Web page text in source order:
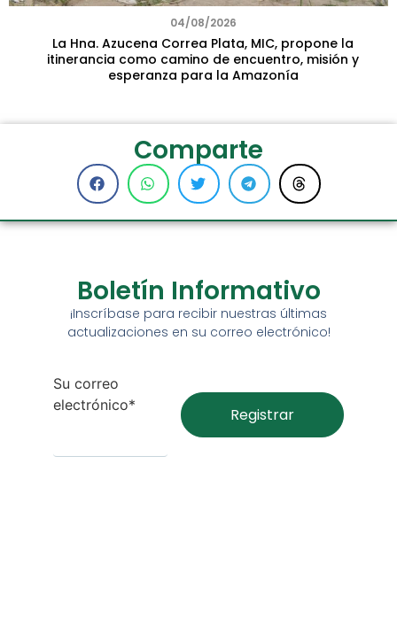
04/08/2026
La Hna. Azucena Correa Plata, MIC, propone la
itinerancia como camino de encuentro, misión y
esperanza para la Amazonía
Comparte
Boletín Informativo
¡Inscríbase para recibir nuestras últimas
actualizaciones en su correo electrónico!
Su correo
electrónico*